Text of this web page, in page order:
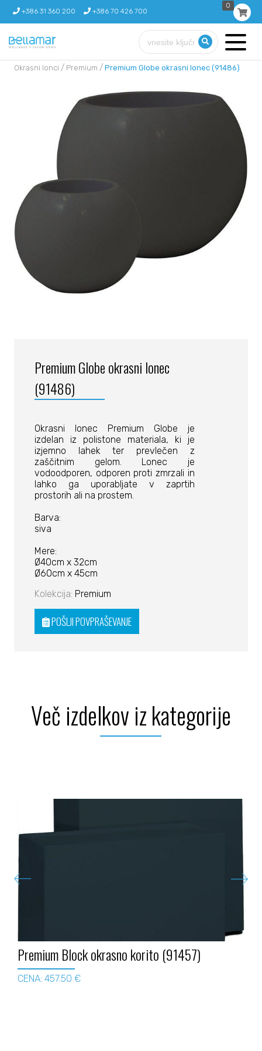
+386 31 360 200 +386 70 426 700
0
Okrasni lonci / Premium / Premium Globe okrasni lonec (91486)
Premium Globe okrasni lonec
(91486)
Okrasni lonec Premium Globe je
izdelan iz polistone materiala, ki je
izjemno lahek ter prevlečen z
zaščitnim gelom. Lonec je
vodoodporen, odporen proti zmrzali in
lahko ga uporabljate v zaprtih
prostorih ali na prostem.
Barva:
siva
Mere:
Ø40cm x 32cm
Ø60cm x 45cm
Kolekcija: Premium
POŠLJI POVPRAŠEVANJE
Več izdelkov iz kategorije
Premium Block okrasno korito (91457)
CENA: 457.50 €